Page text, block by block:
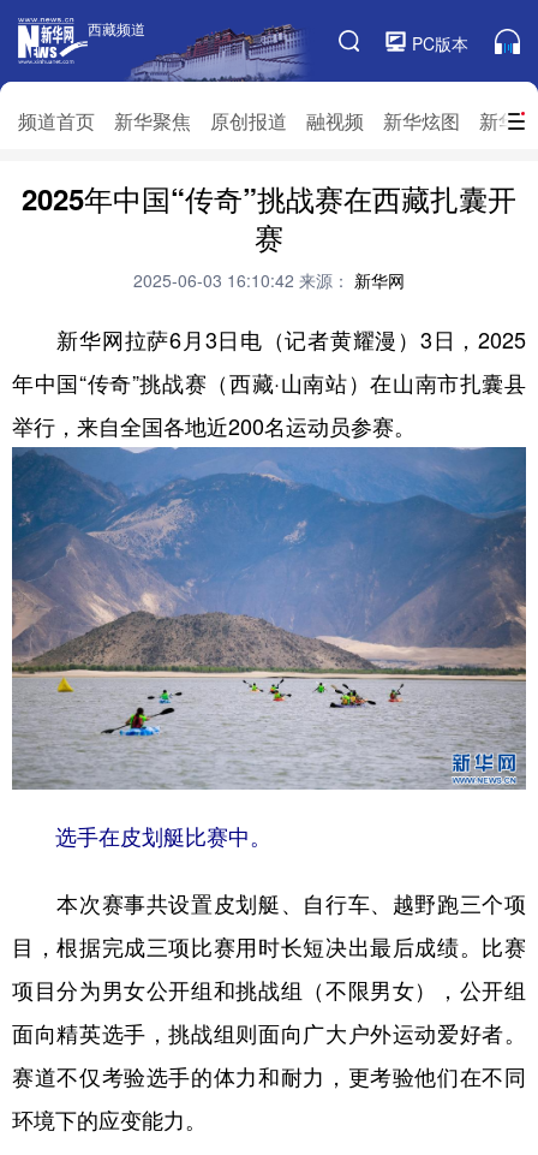
西藏频道
PC版本
频道首页 新华聚焦 原创报道 融视频 新华炫图 新华
西藏频道
频道栏目
频道首页 新华聚焦 原创报道
融视频
生态西藏 文化旅游
推广信息
2025年中国“传奇”挑战赛在西藏扎囊开
赛
2025-06-03 16:10:42 来源： 新华网
新华网拉萨6月3日电（记者黄耀漫）3日，2025
年中国“传奇”挑战赛（西藏·山南站）在山南市扎囊县
举行，来自全国各地近200名运动员参赛。
选手在皮划艇比赛中。
本次赛事共设置皮划艇、自行车、越野跑三个项
目，根据完成三项比赛用时长短决出最后成绩。比赛
项目分为男女公开组和挑战组（不限男女），公开组
面向精英选手，挑战组则面向广大户外运动爱好者。
赛道不仅考验选手的体力和耐力，更考验他们在不同
环境下的应变能力。